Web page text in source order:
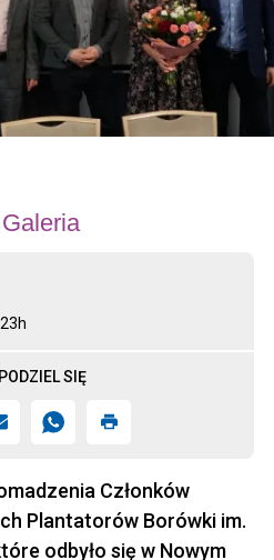
Galeria
PODZIEL SIĘ
Członków
Plantatorów Borówki im.
odbyło się w Nowym